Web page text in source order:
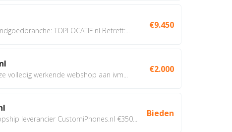
TOPLOCATIE.nl Betreft:...
€9.450
volledig werkende webshop aan ivm...
€2.000
leverancier CustomiPhones.nl €350...
Bieden